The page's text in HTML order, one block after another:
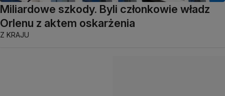
Miliardowe szkody. Byli członkowie władz
Orlenu z aktem oskarżenia
Z KRAJU